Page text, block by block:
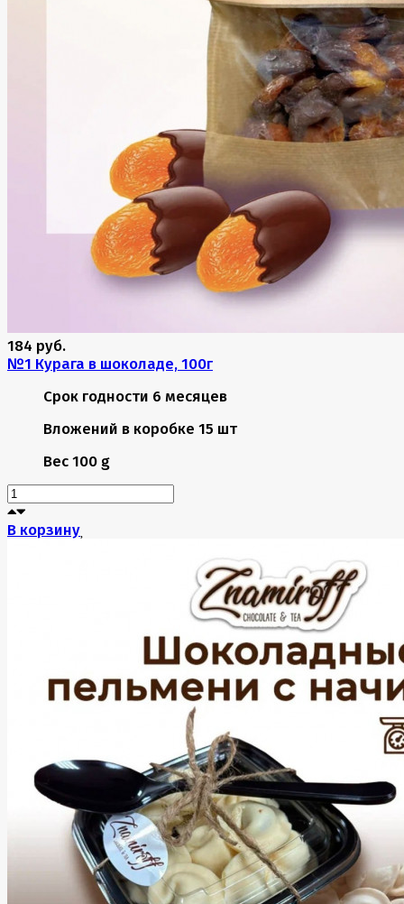
184 руб.
№1 Курага в шоколаде, 100г
Срок годности 6 месяцев
Вложений в коробке 15 шт
Вес 100 g
В корзину